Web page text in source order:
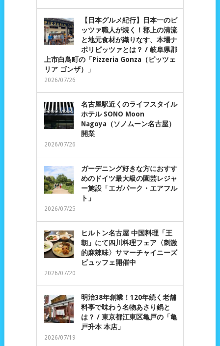
【日本グルメ紀行】日本一のピ
ッツァ職人が焼く！郡上の清流
と地元食材が織りなす、本場ナ
ポリピッツァとは？ / 岐阜県郡
上市白鳥町の「Pizzeria Gonza（ピッツェ
リア ゴンザ）」
2026/07/26
名古屋駅近くのライフスタイル
ホテル SONO Moon
Nagoya（ソノムーン名古屋）
開業
2026/07/26
ガーデニング好きな方におすす
めのドイツ最大級の園芸レジャ
ー施設「エガパーク・エアフル
ト」
2026/07/25
ヒルトン名古屋 中国料理「王
朝」にて四川料理フェア〈刺激
的麻辣味〉サマーチャイニーズ
ビュッフェ開催中
2026/07/20
明治38年創業！120年続く老舗
料亭で味わう名物あさり鍋と
は？ / 東京都江東区亀戸の「亀
戸升本 本店」
2026/07/19